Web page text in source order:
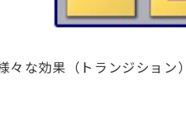
々な効果（トランジション